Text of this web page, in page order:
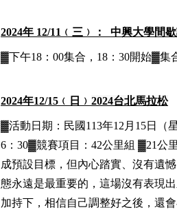
2024年 12/11﹙三﹚： 中興大學間
▓下午18：00集合，18：30開始▓
2024年12/15 ﹙日﹚ 2024台北馬拉松
▓活動日期： 民國113年12月15日
（
6：30▓競賽項目：42公里組 ▓21公
成預設目標，但內心踏實、沒有遺
態永遠是最重要的，這場沒有表現
加持下，相信自己調整好之後，還